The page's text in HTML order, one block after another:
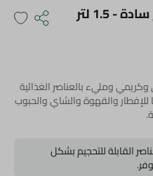
1.5 لتر
كامل الدسم 1.5 لتر غني وكريمي ومليء بالعناصر الغذائية
للإفطار والقهوة والشاي والحبوب
القابلة للتحجيم بشكل